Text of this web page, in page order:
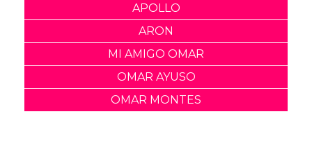
APOLLO
ARON
MI AMIGO OMAR
OMAR AYUSO
OMAR MONTES